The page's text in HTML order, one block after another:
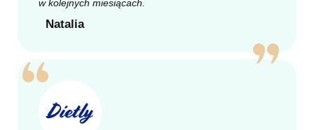
w kolejnych miesiącach.
Natalia